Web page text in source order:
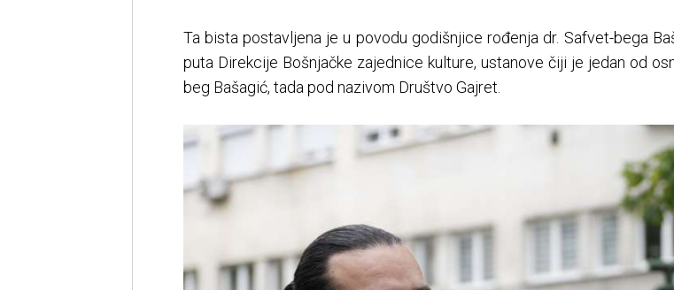
Ta bista postavljena je u povodu godišnjice rođenja dr. Safvet-bega
puta Direkcije Bošnjačke zajednice kulture, ustanove čiji je jedan od
beg Bašagić, tada pod nazivom Društvo Gajret.